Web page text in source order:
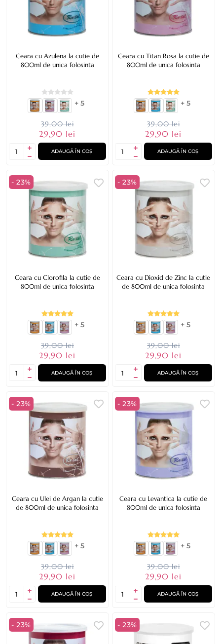
Ceara cu Azulena la cutie de
800ml de unica folosinta
+ 5
39,00 lei
29,90 lei
ADAUGĂ ÎN COȘ
Ceara cu Titan Rosa la cutie de
800ml de unica folosinta
+ 5
39,00 lei
29,90 lei
ADAUGĂ ÎN COȘ
- 23%
Ceara cu Clorofila la cutie de
800ml de unica folosinta
+ 5
39,00 lei
29,90 lei
ADAUGĂ ÎN COȘ
- 23%
Ceara cu Dioxid de Zinc la cutie
de 800ml de unica folosinta
+ 5
39,00 lei
29,90 lei
ADAUGĂ ÎN COȘ
- 23%
Ceara cu Ulei de Argan la cutie
de 800ml de unica folosinta
+ 5
39,00 lei
29,90 lei
ADAUGĂ ÎN COȘ
- 23%
Ceara cu Levantica la cutie de
800ml de unica folosinta
+ 5
39,00 lei
29,90 lei
ADAUGĂ ÎN COȘ
- 23% - 23%